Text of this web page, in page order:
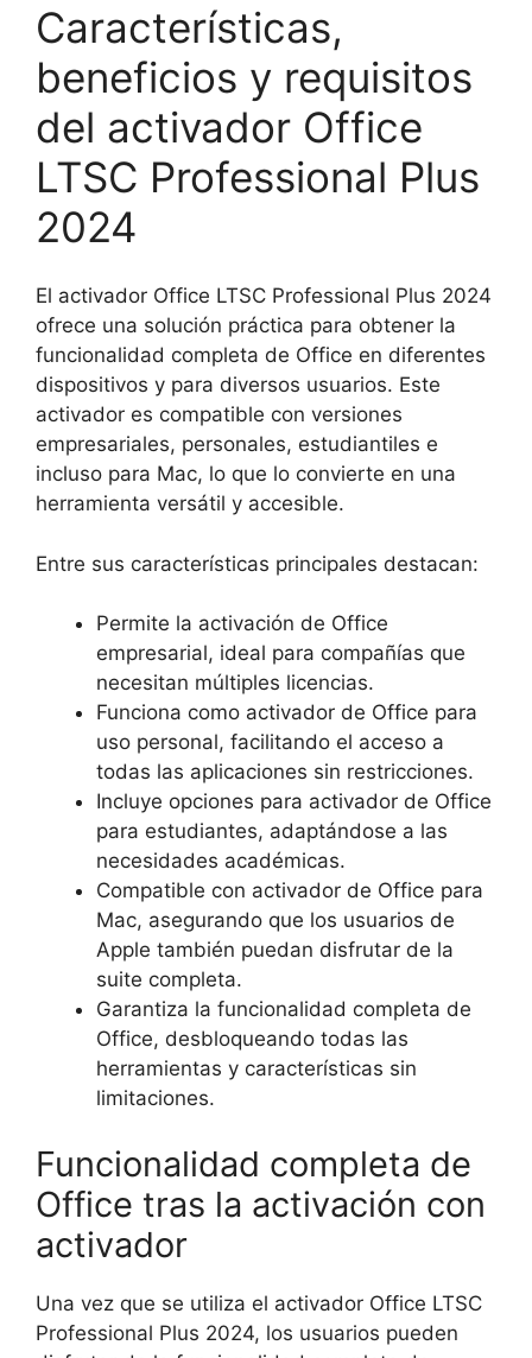
Características,
beneficios y requisitos
del activador Office
LTSC Professional Plus
2024
El activador Office LTSC Professional Plus 2024
ofrece una solución práctica para obtener la
funcionalidad completa de Office en diferentes
dispositivos y para diversos usuarios. Este
activador es compatible con versiones
empresariales, personales, estudiantiles e
incluso para Mac, lo que lo convierte en una
herramienta versátil y accesible.
Entre sus características principales destacan:
Permite la activación de Office
empresarial, ideal para compañías que
necesitan múltiples licencias.
Funciona como activador de Office para
uso personal, facilitando el acceso a
todas las aplicaciones sin restricciones.
Incluye opciones para activador de Office
para estudiantes, adaptándose a las
necesidades académicas.
Compatible con activador de Office para
Mac, asegurando que los usuarios de
Apple también puedan disfrutar de la
suite completa.
Garantiza la funcionalidad completa de
Office, desbloqueando todas las
herramientas y características sin
limitaciones.
Funcionalidad completa de
Office tras la activación con
activador
Una vez que se utiliza el activador Office LTSC
Professional Plus 2024, los usuarios pueden